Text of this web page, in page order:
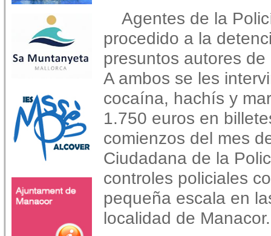
Agentes de la
procedido a la
presuntos autores
A ambos se les
cocaína, hachís y
1.750 euros en
comienzos del mes
Ciudadana de la
controles policiales
pequeña escala en
localidad de Manacor.